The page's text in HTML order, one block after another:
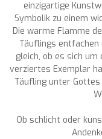
einzigartige
Symbolik zu einem
Die warme Flamme
Täuflings entfachen
gleich, ob es sich
verziertes Exemplar
Täufling unter
Ob schlicht oder